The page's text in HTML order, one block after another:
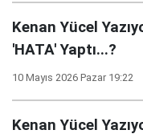
Kenan Yücel
'HATA' Yaptı...?
10 Mayıs 2026 Pazar 19:22
Kenan Yücel